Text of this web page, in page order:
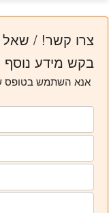
צרו קשר! / שאל
בקש מידע נוסף
אנא השתמש בטופס